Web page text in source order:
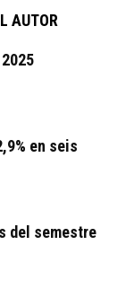
AUTOR
en seis
del semestre